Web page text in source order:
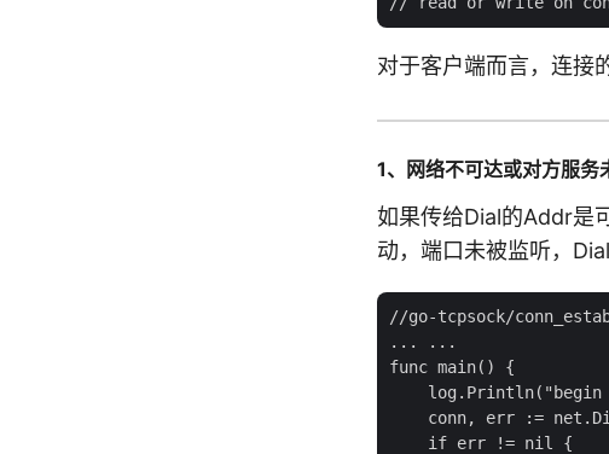
对于客户端而言，连接
1、网络不可达或对方服务
如果传给Dial的Addr是
动，端口未被监听，
//go-tcpsock/
... ...
func main() {
log.Println("begin
conn, err :=
    if err != nil {